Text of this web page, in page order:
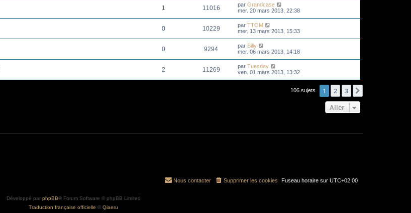
1 11016 par Grandcase
mer. 20 mars 2013, 22:38
0 10229 par TTOM
mer. 13 mars 2013, 15:33
0 9294 par Billy
mer. 06 mars 2013, 14:18
2 11269 par Tuesday
ven. 01 mars 2013, 13:32
106 sujets 1 2 3
Aller
Fuseau horaire sur UTC+02:00
Supprimer les cookies
Nous contacter
Développé par phpBB® Forum Software © phpBB Limited
Traduction française officielle © Qiaeru